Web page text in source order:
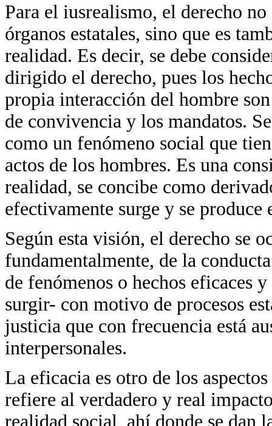
Para el iusrealismo, el derecho
órganos estatales, sino que es
realidad. Es decir, se debe
dirigido el derecho, pues los
propia interacción del hombre
de convivencia y los mandatos.
como un fenómeno social que
actos de los hombres. Es una
realidad, se concibe como
efectivamente surge y se
Según esta visión, el derecho se
fundamentalmente, de la
de fenómenos o hechos eficaces
surgir- con motivo de procesos
justicia que con frecuencia está
interpersonales.
La eficacia es otro de los
refiere al verdadero y real
realidad social, ahí donde se dan